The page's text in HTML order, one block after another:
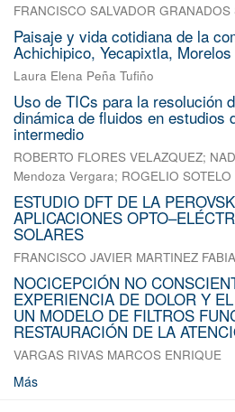
FRANCISCO SALVADOR GRANADOS
Paisaje y vida cotidiana de la
Achichipico, Yecapixtla, Morelos
Laura Elena Peña Tufiño
Uso de TICs para la resolución
dinámica de fluidos en estudios
intermedio
ROBERTO FLORES VELAZQUEZ;
Mendoza Vergara; ROGELIO SOTELO
ESTUDIO DFT DE LA
APLICACIONES
SOLARES
FRANCISCO JAVIER MARTINEZ
NOCICEPCIÓN NO
EXPERIENCIA DE DOLOR Y
UN MODELO DE FILTROS
RESTAURACIÓN DE LA
VARGAS RIVAS MARCOS ENRIQUE
Más